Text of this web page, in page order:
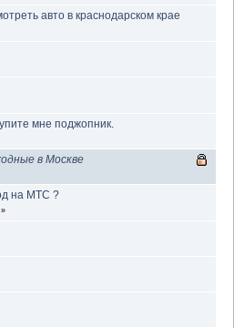
авто в краснодарском крае
мне поджопник.
в Москве
на МТС ?
»